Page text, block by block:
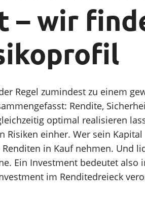
Vortrag finden
– wir
Regel zumindest zu einem
Rendite,
optimal realisieren
Risiken einher. Wer sein
in Kauf nehmen. Und
Ein Investment bedeutet also
im Renditedreieck